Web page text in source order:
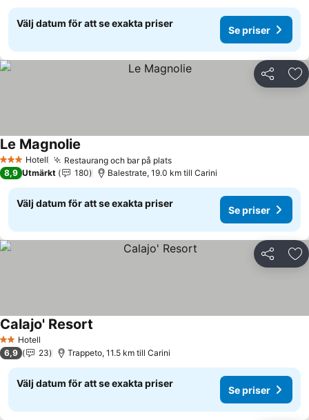
Välj datum för att se exakta priser
Se priser
Dela
3 StjärnorHotell Restaurang och bar på plats
Le Magnolie
8,9 Utmärkt 180 Balestrate, 19.0 km till Carini
Välj datum för att se exakta priser
Se priser
Dela
2 Stjärnor
Hotell
Calajo' Resort
6,9 23 Trappeto, 11.5 km till Carini
Välj datum för att se exakta priser
Se priser